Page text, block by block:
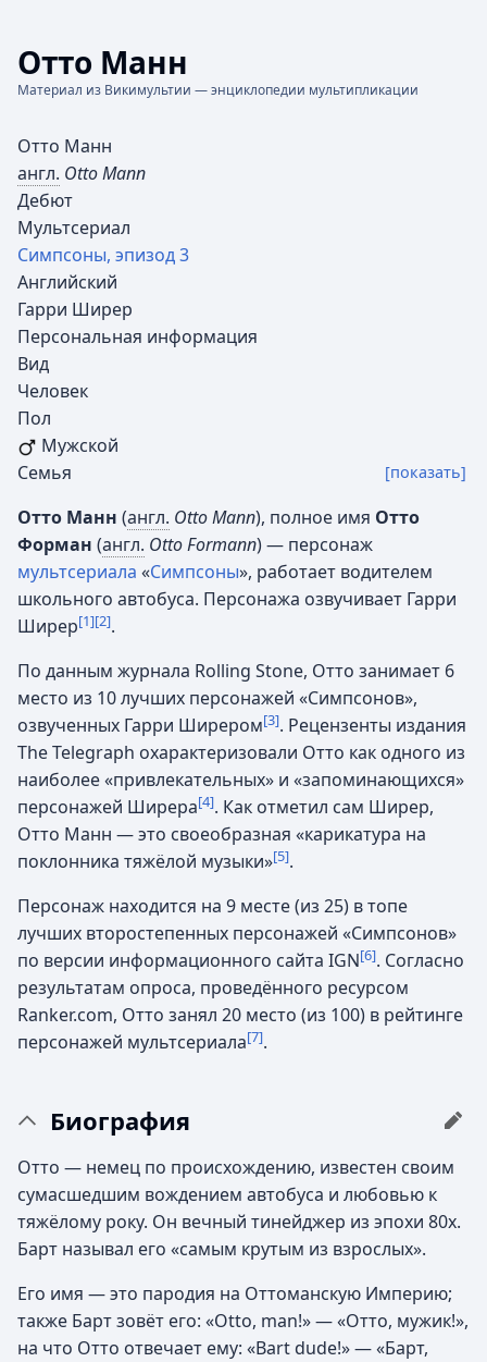
Отто Манн
Материал из Викимультии — энциклопедии мультипликации
Отто Манн
англ. Otto Mann
Дебют
Мультсериал
Симпсоны, эпизод 3
Английский
Гарри Ширер
Персональная информация
Вид
Человек
Пол
Мужской
Семья
[показать]
Отто Манн (англ. Otto Mann), полное имя Отто
Форман (англ. Otto Formann) — персонаж
мультсериала «Симпсоны», работает водителем
школьного автобуса. Персонажа озвучивает Гарри
Ширер[1][2].
По данным журнала Rolling Stone, Отто занимает 6
место из 10 лучших персонажей «Симпсонов»,
озвученных Гарри Ширером[3]. Рецензенты издания
The Telegraph охарактеризовали Отто как одного из
наиболее «привлекательных» и «запоминающихся»
персонажей Ширера[4]. Как отметил сам Ширер,
Отто Манн — это своеобразная «карикатура на
поклонника тяжёлой музыки»[5].
Персонаж находится на 9 месте (из 25) в топе
лучших второстепенных персонажей «Симпсонов»
по версии информационного сайта IGN[6]. Согласно
результатам опроса, проведённого ресурсом
Ranker.com, Отто занял 20 место (из 100) в рейтинге
персонажей мультсериала[7].
Биография
Отто — немец по происхождению, известен своим
сумасшедшим вождением автобуса и любовью к
тяжёлому року. Он вечный тинейджер из эпохи 80х.
Барт называл его «самым крутым из взрослых».
Его имя — это пародия на Оттоманскую Империю;
также Барт зовёт его: «Otto, man!» — «Отто, мужик!»,
на что Отто отвечает ему: «Bart dude!» — «Барт,